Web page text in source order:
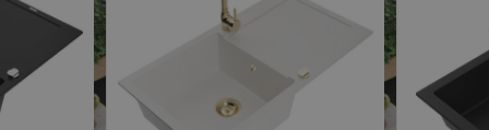
Hasonlítsa